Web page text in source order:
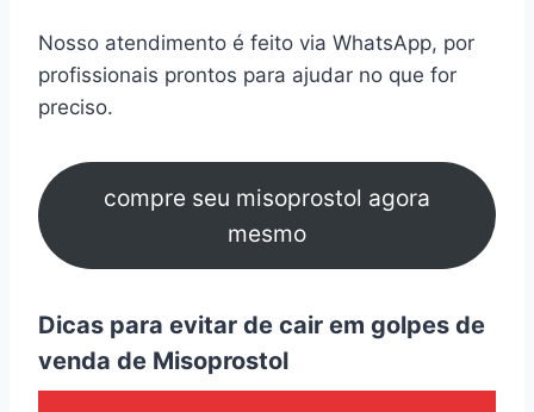
Nosso atendimento é feito via WhatsApp, por
profissionais prontos para ajudar no que for
preciso.
compre seu misoprostol agora
mesmo
Dicas para evitar de cair em golpes de
venda de Misoprostol